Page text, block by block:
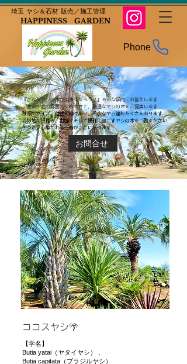
​埼玉 ヤシ＆石材 販売／施工管理
HAPPINESS GARDEN
Phone
『どんなヤシの木が似合うだろう？』そんな疑問にお答えします
ご要望や庭の雰囲気に合わせて、最適なヤシの木をご提案します
種類やサイズ、個性も様々あり、希少なヤシ達もたくさんおります
この地に根付き、力強くそして優雅に過ごすヤシの木をご覧ください
きっと、心惹かれる一時がここにあります
お問合せ
ココスヤシ🌴
【学名】
Butia yatai（ヤタイヤシ） 、
Butia capitata（ブラジルヤシ）